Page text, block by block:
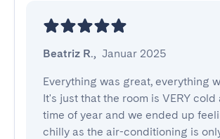
Beatriz R., Januar 2025
Everything was great, everything
It's just that the room is VERY cold
time of year and we ended up
chilly as the air-conditioning is